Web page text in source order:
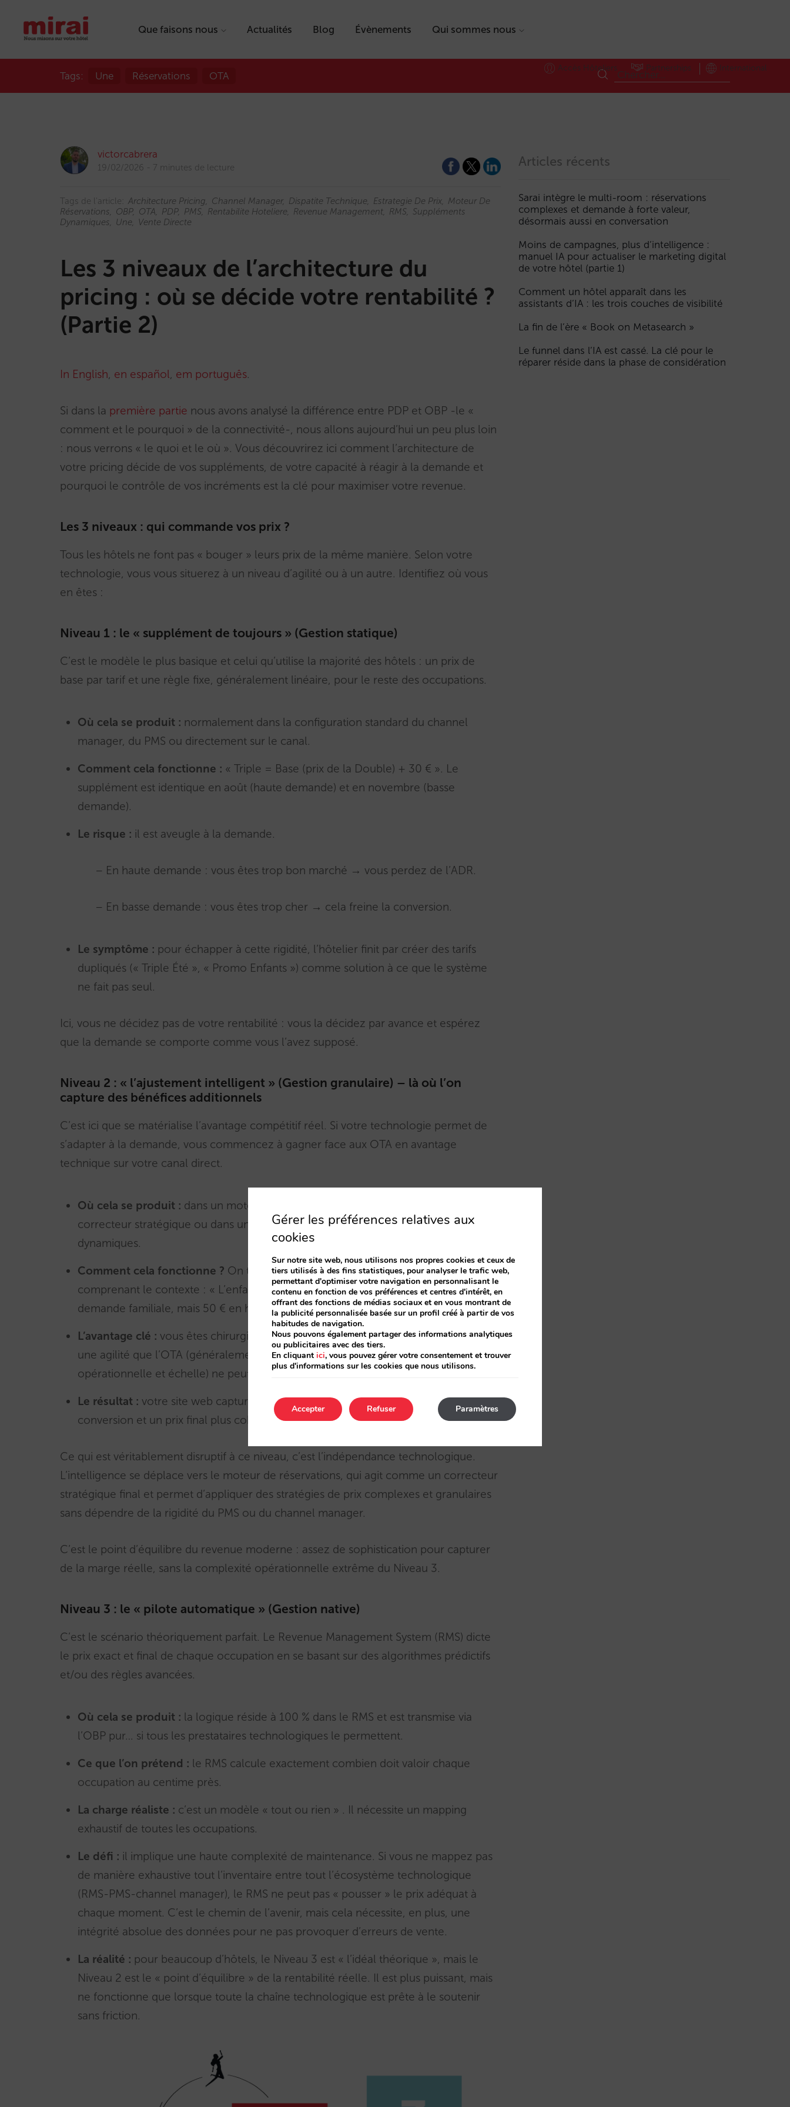
Que faisons nous Actualités Blog Évènements Qui sommes nous
Accès Hôteliers Partnerships International
Tags: Une Réservations OTA
victorcabrera
19/02/2026 7 minutes de lecture
Tags de l'article: Architecture Pricing Channel Manager Dispatite Technique Estrategie De Prix
Moteur De
Réservations
OBP OTA PDP PMS Rentabilite Hoteliere Revenue Management RMS
Suppléments
Dynamiques
Une Vente Directe
Les 3 niveaux de l’architecture du
pricing : où se décide votre rentabilité ?
(Partie 2)
In English, en español, em português.
Si dans la première partie nous avons analysé la différence entre PDP et OBP -le «
comment et le pourquoi » de la connectivité-, nous allons aujourd’hui un peu plus loin
: nous verrons « le quoi et le où ». Vous découvrirez ici comment l’architecture de
votre pricing décide de vos suppléments, de votre capacité à réagir à la demande et
pourquoi le contrôle de vos incréments est la clé pour maximiser votre revenue.
Les 3 niveaux : qui commande vos prix ?
Tous les hôtels ne font pas « bouger » leurs prix de la même manière. Selon votre
technologie, vous vous situerez à un niveau d’agilité ou à un autre. Identifiez où vous
en êtes :
Niveau 1 : le « supplément de toujours » (Gestion statique)
C’est le modèle le plus basique et celui qu’utilise la majorité des hôtels : un prix de
base par tarif et une règle fixe, généralement linéaire, pour le reste des occupations.
Où cela se produit : normalement dans la configuration standard du channel
manager, du PMS ou directement sur le canal.
Comment cela fonctionne : « Triple = Base (prix de la Double) + 30 € ». Le
supplément est identique en août (haute demande) et en novembre (basse
demande).
Le risque : il est aveugle à la demande.
– En haute demande : vous êtes trop bon marché → vous perdez de l’ADR.
– En basse demande : vous êtes trop cher → cela freine la conversion.
Le symptôme : pour échapper à cette rigidité, l’hôtelier finit par créer des tarifs
dupliqués (« Triple Été », « Promo Enfants ») comme solution à ce que le système
ne fait pas seul.
Ici, vous ne décidez pas de votre rentabilité : vous la décidez par avance et espérez
que la demande se comporte comme vous l’avez supposé.
Niveau 2 : « l’ajustement intelligent » (Gestion granulaire) – là où l’on
capture des bénéfices additionnels
C’est ici que se matérialise l’avantage compétitif réel. Si votre technologie permet de
s’adapter à la demande, vous commencez à gagner face aux OTA en avantage
technique sur votre canal direct.
Où cela se produit : dans un moteur de réservations avancé agissant comme un
correcteur stratégique ou dans un PMS/channel manager avec des règles
dynamiques.
Comment cela fonctionne ? On travaille avec des incréments dynamiques en
comprenant le contexte : « L’enfant coûte 10 € en basse saison pour stimuler la
demande familiale, mais 50 € en haute saison pour maximiser le revenue ».
L’avantage clé : vous êtes chirurgical. Votre canal direct réagit à la demande avec
une agilité que l’OTA (généralement ancrée au Niveau 1 par conception
opérationnelle et échelle) ne peut égaler.
Le résultat : votre site web capture de la marge additionnelle. Une meilleure
conversion et un prix final plus cohérent pour le client.
Ce qui est véritablement disruptif à ce niveau, c’est l’indépendance technologique.
L’intelligence se déplace vers le moteur de réservations, qui agit comme un correcteur
stratégique final et permet d’appliquer des stratégies de prix complexes et granulaires
sans dépendre de la rigidité du PMS ou du channel manager.
C’est le point d’équilibre du revenue moderne : assez de sophistication pour capturer
de la marge réelle, sans la complexité opérationnelle extrême du Niveau 3.
Niveau 3 : le « pilote automatique » (Gestion native)
C’est le scénario théoriquement parfait. Le Revenue Management System (RMS) dicte
le prix exact et final de chaque occupation en se basant sur des algorithmes prédictifs
et/ou des règles avancées.
Où cela se produit : la logique réside à 100 % dans le RMS et est transmise via
l’OBP pur… si tous les prestataires technologiques le permettent.
Ce que l’on prétend : le RMS calcule exactement combien doit valoir chaque
occupation au centime près.
La charge réaliste : c’est un modèle « tout ou rien » . Il nécessite un mapping
exhaustif de toutes les occupations.
Le défi : il implique une haute complexité de maintenance. Si vous ne mappez pas
de manière exhaustive tout l’inventaire entre tout l’écosystème technologique
(RMS-PMS-channel manager), le RMS ne peut pas « pousser » le prix adéquat à
chaque moment. C’est le chemin de l’avenir, mais cela nécessite, en plus, une
intégrité absolue des données pour ne pas provoquer d’erreurs de vente.
La réalité : pour beaucoup d’hôtels, le Niveau 3 est « l’idéal théorique », mais le
Niveau 2 est le « point d’équilibre » de la rentabilité réelle. Il est plus puissant, mais
ne fonctionne que lorsque toute la chaîne technologique est prête à le soutenir
sans friction.
Articles récents
Sarai intègre le multi-room : réservations
complexes et demande à forte valeur,
désormais aussi en conversation
Moins de campagnes, plus d’intelligence :
manuel IA pour actualiser le marketing digital
de votre hôtel (partie 1)
Comment un hôtel apparaît dans les
assistants d’IA : les trois couches de visibilité
La fin de l’ère « Book on Metasearch »
Le funnel dans l’IA est cassé. La clé pour le
réparer réside dans la phase de considération
Gérer les préférences relatives aux
cookies
Sur notre site web, nous utilisons nos propres cookies et ceux de
tiers utilisés à des fins statistiques, pour analyser le trafic web,
permettant d'optimiser votre navigation en personnalisant le
contenu en fonction de vos préférences et centres d'intérêt, en
offrant des fonctions de médias sociaux et en vous montrant de
la publicité personnalisée basée sur un profil créé à partir de vos
habitudes de navigation.
Nous pouvons également partager des informations analytiques
ou publicitaires avec des tiers.
En cliquant ici, vous pouvez gérer votre consentement et trouver
plus d'informations sur les cookies que nous utilisons.
Accepter Paramètres
Refuser